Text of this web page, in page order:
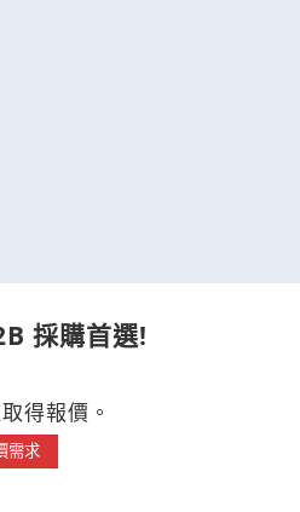
採購首選!
得報價。
需求